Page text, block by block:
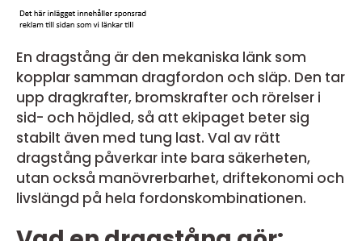
En dragstång är den mekaniska länk som
kopplar samman dragfordon och släp. Den tar
upp dragkrafter, bromskrafter och rörelser i
sid- och höjdled, så att ekipaget beter sig
stabilt även med tung last. Val av rätt
dragstång påverkar inte bara säkerheten,
utan också manövrerbarhet, driftekonomi och
livslängd på hela fordonskombinationen.